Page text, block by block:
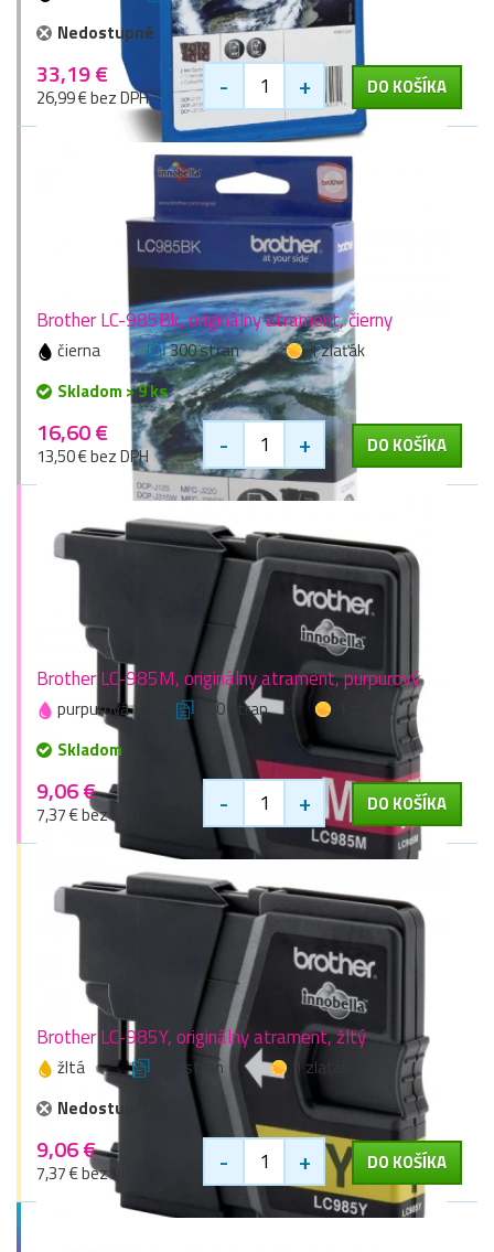
Nedostupné
33,19 €
26,99 € bez DPH - + DO KOŠÍKA
Brother LC-985Bk, originálny atrament, čierny
čierna 300 stran
1 zlaťák
Skladom > 9 ks
16,60 €
13,50 € bez DPH - + DO KOŠÍKA
Brother LC-985M, originálny atrament, purpurový
purpurová 260 stran
1 zlaťák
Skladom
9,06 €
7,37 € bez DPH - + DO KOŠÍKA
Brother LC-985Y, originálny atrament, žltý
žltá 260 stran
1 zlaťák
Nedostupné
9,06 €
7,37 € bez DPH - + DO KOŠÍKA